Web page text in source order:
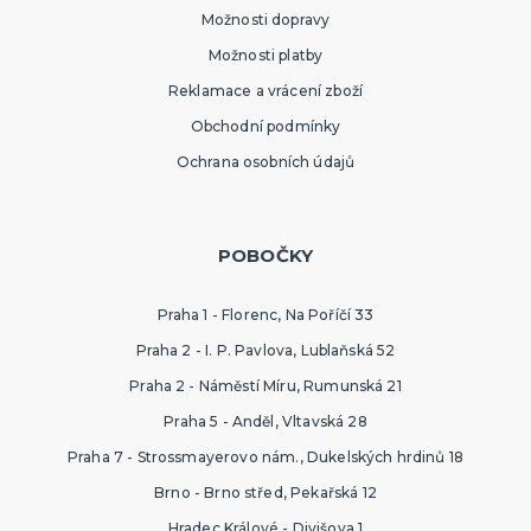
Možnosti dopravy
Možnosti platby
Reklamace a vrácení zboží
Obchodní podmínky
Ochrana osobních údajů
POBOČKY
Praha 1 - Florenc, Na Poříčí 33
Praha 2 - I. P. Pavlova, Lublaňská 52
Praha 2 - Náměstí Míru, Rumunská 21
Praha 5 - Anděl, Vltavská 28
Praha 7 - Strossmayerovo nám., Dukelských hrdinů 18
Brno - Brno střed, Pekařská 12